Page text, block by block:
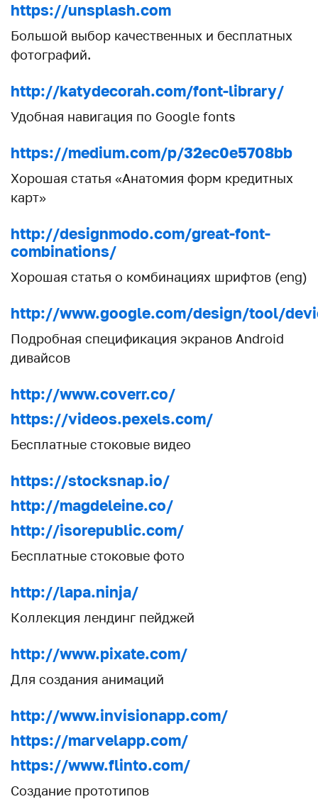
https://unsplash.com
Большой выбор качественных и бесплатных
фотографий.
http://katydecorah.com/font-library/
Удобная навигация по Google fonts
https://medium.com/p/32ec0e5708bb
Хорошая статья «Анатомия форм кредитных
карт»
http://designmodo.com/great-font-
combinations/
Хорошая статья о комбинациях шрифтов (eng)
http://www.google.com/design/tool/
Подробная спецификация экранов Android
дивайсов
http://www.coverr.co/
https://videos.pexels.com/
Бесплатные стоковые видео
https://stocksnap.io/
http://magdeleine.co/
http://isorepublic.com/
Бесплатные стоковые фото
http://lapa.ninja/
Коллекция лендинг пейджей
http://www.pixate.com/
Для создания анимаций
http://www.invisionapp.com/
https://marvelapp.com/
https://www.flinto.com/
Создание прототипов